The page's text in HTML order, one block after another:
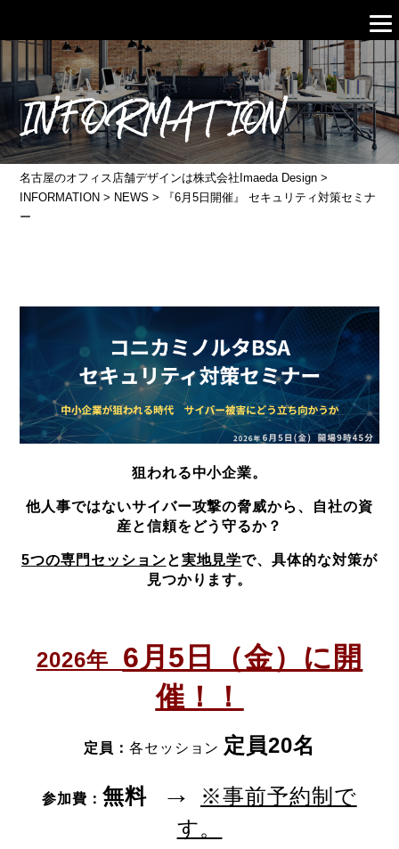
INFORMATION
名古屋のオフィス店舗デザインは株式会社Imaeda Design >
INFORMATION > NEWS >
『6月5日開催』 セキュリティ対策セミナ
ー
狙われる中小企業。
他人事ではないサイバー攻撃の脅威から、自社の資
産と信頼をどう守るか？
5つの専門セッションと実地見学で、具体的な対策が
見つかります。
2026年 6月5日（金）に開
催！！
定員： 各セッション 定員20名
参加費：無料 →
※事前予約制で
す。